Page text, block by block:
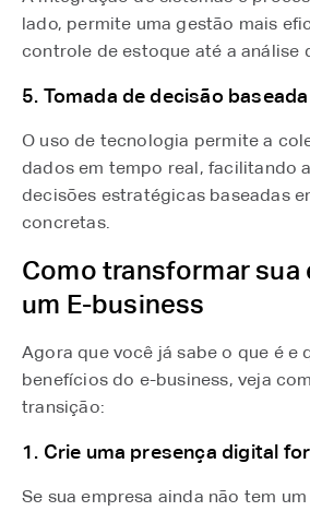
lado, permite uma gestão mais
controle de estoque até a análise
5. Tomada de decisão
O uso de tecnologia permite a
dados em tempo real, facilitando
decisões estratégicas baseadas
concretas.
Como transformar sua
um E-business
Agora que você já sabe o que é e
benefícios do e-business, veja
transição:
1. Crie uma presença digital
Se sua empresa ainda não tem